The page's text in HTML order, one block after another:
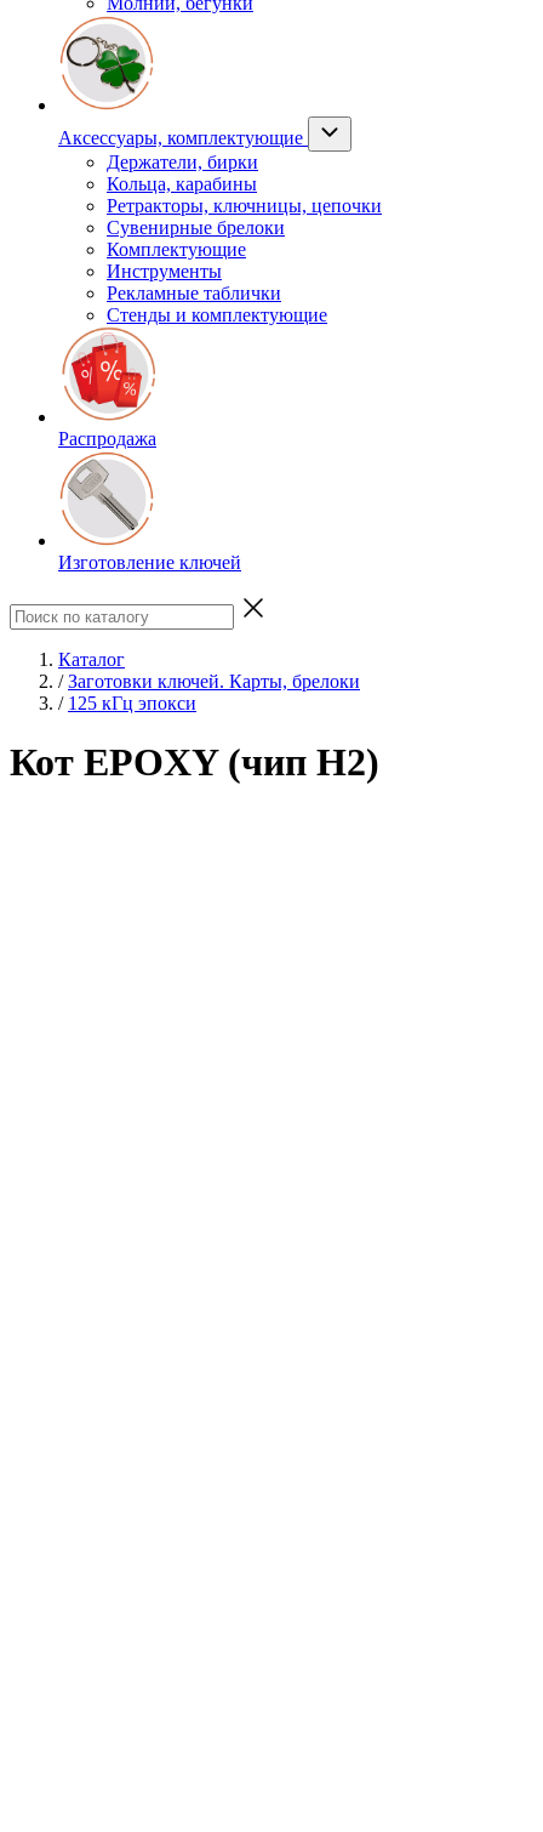
Аксессуары, комплектующие
Держатели, бирки
Кольца, карабины
Ретракторы, ключницы, цепочки
Сувенирные брелоки
Комплектующие
Инструменты
Рекламные таблички
Стенды и комплектующие
Распродажа
Изготовление ключей
Каталог
/ Заготовки ключей. Карты, брелоки
/ 125 кГц эпокси
Кот EPOXY (чип H2)